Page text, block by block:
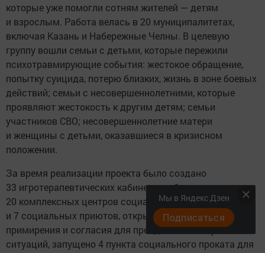
которые уже помогли сотням жителей — детям
и взрослым. Работа велась в 20 муниципалитетах,
включая Казань и Набережные Челны. В целевую
группу вошли семьи с детьми, которые пережили
психотравмирующие события: жестокое обращение,
попытку суицида, потерю близких, жизнь в зоне боевых
действий; семьи с несовершеннолетними, которые
проявляют жестокость к другим детям; семьи
участников СВО; несовершеннолетние матери
и женщины с детьми, оказавшиеся в кризисном
положении.
За время реализации проекта было создано
33 игротерапевтических кабинета на базе
20 комплексных центров социального обслуживания
и 7 социальных приютов, открыто 7 кабинетов
примирения и согласия для преодоления конфликтных
ситуаций, запущено 4 пункта социального проката для
Мы в Яндекс Дзен
Подписаться